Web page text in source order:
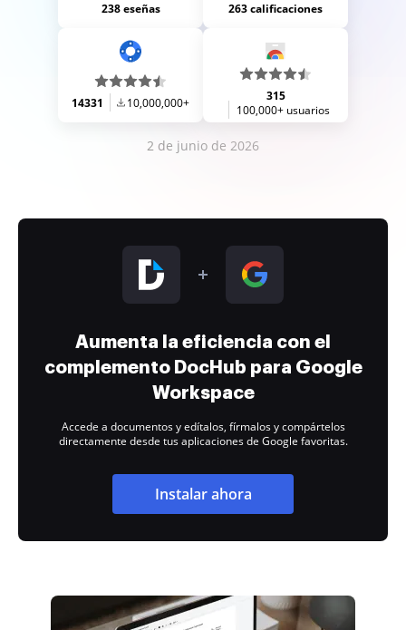
238 eseñas 263 calificaciones
14331 10,000,000+
315
100,000+ usuarios
2 de junio de 2026
Aumenta la eficiencia con el
complemento DocHub para Google
Workspace
Accede a documentos y edítalos, fírmalos y compártelos
directamente desde tus aplicaciones de Google favoritas.
Instalar ahora